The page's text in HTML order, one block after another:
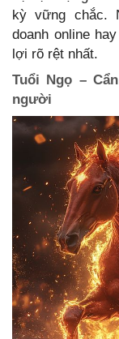
kỳ vững chắc.
doanh online
lợi rõ rệt nhất.
Tuổi Ngọ –
người